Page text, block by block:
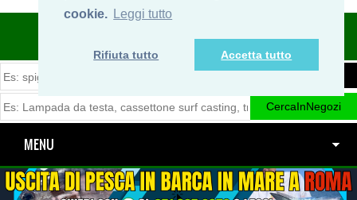
cookie. Leggi tutto
Rifiuta tutto Accetta tutto
ITINERARIDIPESCA.IT
MENU